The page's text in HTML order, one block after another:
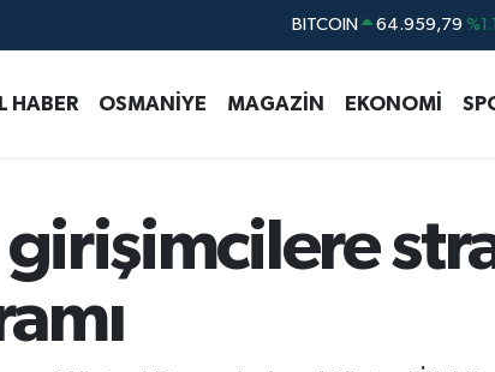
HABER OSMANİYE MAGAZİN EKONOMİ
girişimcilere